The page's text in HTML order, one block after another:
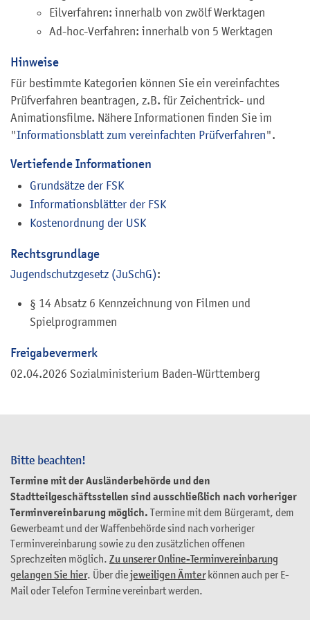
Bitte beachten!
Termine mit der Ausländerbehörde und den
Stadtteilgeschäftsstellen sind ausschließlich nach vorheriger
Terminvereinbarung möglich. Termine mit dem Bürgeramt, dem
Gewerbeamt und der Waffenbehörde sind nach vorheriger
Terminvereinbarung sowie zu den zusätzlichen offenen
Sprechzeiten möglich. Zu unserer Online-Terminvereinbarung
gelangen Sie hier. Über diejeweiligen Ämterkönnen auch per E-
Mail oder Telefon Termine vereinbart werden.
Eilverfahren: innerhalb von zwölf Werktagen
Ad-hoc-Verfahren: innerhalb von 5 Werktagen
Hinweise
Für bestimmte Kategorien können Sie ein vereinfachtes
Prüfverfahren beantragen, z.B. für Zeichentrick- und
Animationsfilme. Nähere Informationen finden Sie im
"Informationsblatt zum vereinfachten Prüfverfahren".
Vertiefende Informationen
Grundsätze der FSK
Informationsblätter der FSK
Kostenordnung der USK
Rechtsgrundlage
Jugendschutzgesetz (JuSchG):
§ 14 Absatz 6 Kennzeichnung von Filmen und
Spielprogrammen
Freigabevermerk
02.04.2026 Sozialministerium Baden-Württemberg